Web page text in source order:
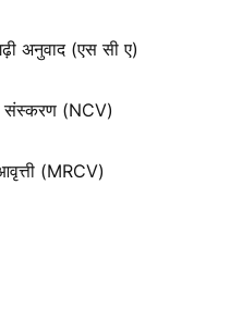
अनुवाद (एस सी ए)
संस्करण (NCV)
(MRCV)